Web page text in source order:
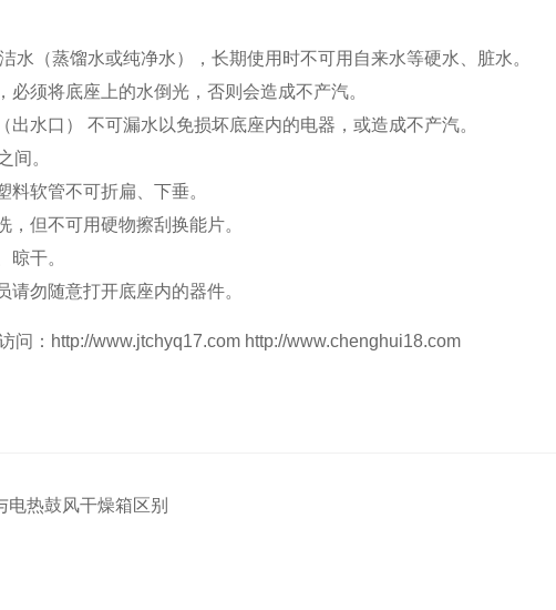
水（蒸馏水或纯净水），长期使用时不可用自来水等硬水、脏水。
必须将底座上的水倒光，否则会造成不产汽。
出水口） 不可漏水以免损坏底座内的电器，或造成不产汽。
间。
料软管不可折扁、下垂。
，但不可用硬物擦刮换能片。
晾干。
请勿随意打开底座内的器件。
问： http://www.jtchyq17.com http://www.chenghui18.com
电热鼓风干燥箱区别